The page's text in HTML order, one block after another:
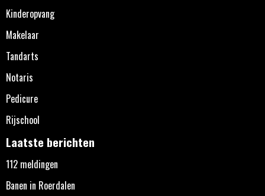
Kinderopvang
Makelaar
Tandarts
Notaris
Pedicure
Rijschool
Laatste berichten
112 meldingen
Banen in Roerdalen